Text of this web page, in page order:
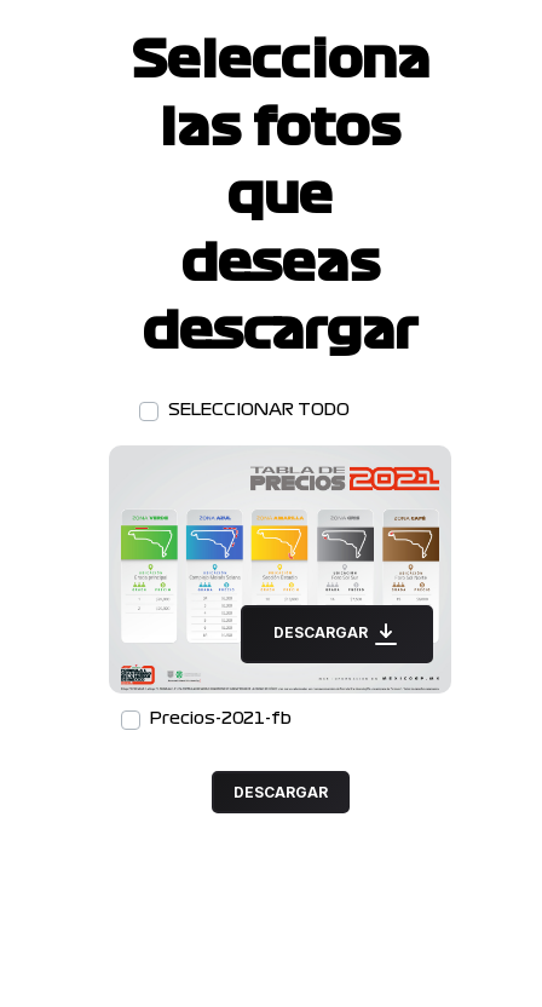
Selecciona
las fotos
que
deseas
descargar
SELECCIONAR TODO
DESCARGAR
Precios-2021-fb
DESCARGAR